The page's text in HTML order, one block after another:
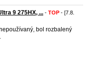
9 275HX, ... - TOP - [7.8.
bol rozbalený